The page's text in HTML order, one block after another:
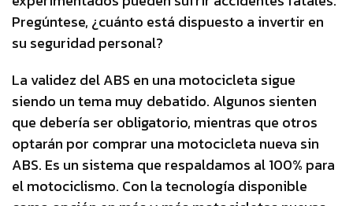
Pregúntese, ¿cuánto está dispuesto a invertir en
su seguridad personal?
La validez del ABS en una motocicleta sigue
siendo un tema muy debatido. Algunos sienten
que debería ser obligatorio, mientras que otros
optarán por comprar una motocicleta nueva sin
ABS. Es un sistema que respaldamos al 100% para
el motociclismo. Con la tecnología disponible